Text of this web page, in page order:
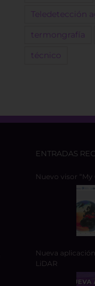
Teledetección
termongrafía
técnico
ENTRADAS
Nuevo visor “My
Nueva
LiDAR